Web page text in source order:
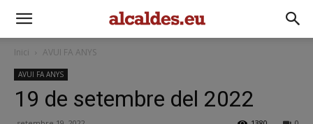
Inici AVUI FA ANYS
AVUI FA ANYS
19 de setembre del 2022